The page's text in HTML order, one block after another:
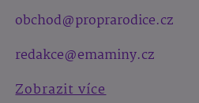
obchod@proprarodice.cz
redakce@emaminy.cz
Zobrazit více